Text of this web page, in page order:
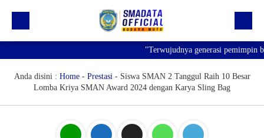
Profil
"Terwujudnya generasi pemimpin
Anda disini : Home- Prestasi- Siswa SMAN 2 Tanggul Raih 10 Besar
Lomba Kriya SMAN Award 2024 dengan Karya Sling Bag